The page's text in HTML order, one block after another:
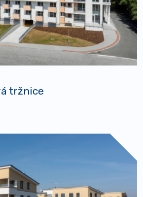
tržnice